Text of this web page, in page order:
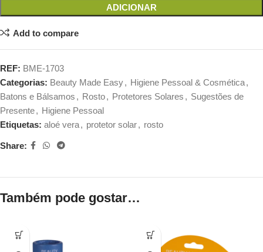
ADICIONAR
Add to compare
REF: BME-1703
Categorias: Beauty Made Easy, Higiene Pessoal & Cosmética,
Batons e Bálsamos , Rosto, Protetores Solares , Sugestões de
Presente, Higiene Pessoal
Etiquetas: aloé vera, protetor solar, rosto
Share:
Também pode gostar…